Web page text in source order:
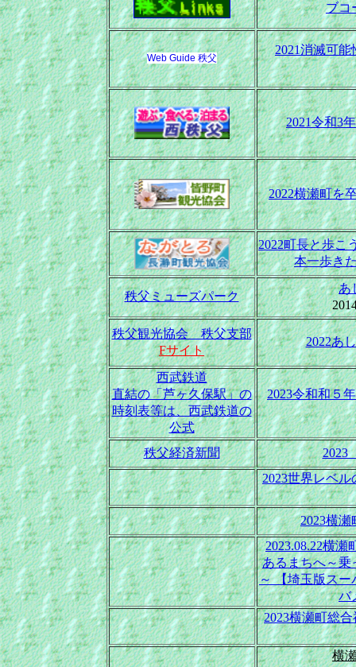
ブコ
Web Guide 秩父
2021消滅可
2021令和3
2022横瀬町を
2022町長と歩こ
本一歩き
秩父ミューズパーク
あ
秩父観光協会 秩父支部
Fサイト
2022あ
西武鉄道
直結の「芦ヶ久保駅」の
時刻表等は、西武鉄道の
公式
2023令和和５
秩父経済新聞
2023
2023世界レベ
2023横
2023.08.22横
あるまちへ～乗
～ 【埼玉版スー
バ
2023横瀬町総
横